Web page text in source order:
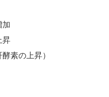
加
昇
素の上昇）